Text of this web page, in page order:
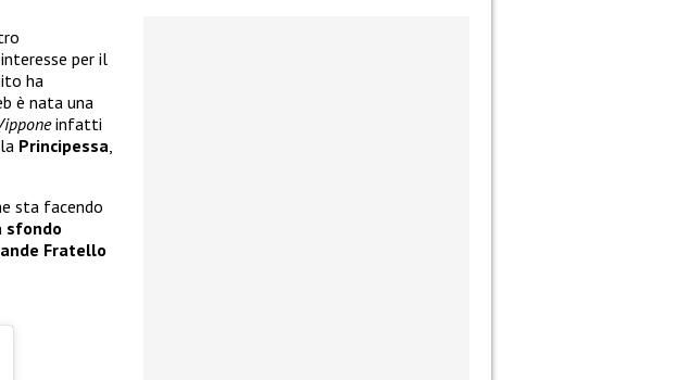
per il
ha
è nata una
infatti
Principessa,
sta facendo
sfondo
Fratello